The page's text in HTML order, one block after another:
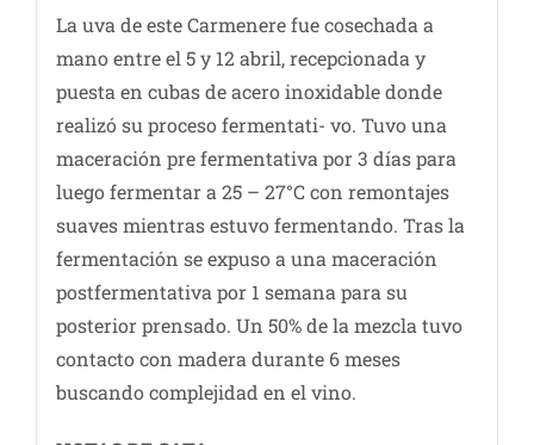
La uva de este Carmenere fue cosechada a
mano entre el 5 y 12 abril, recepcionada y
puesta en cubas de acero inoxidable donde
realizó su proceso fermentati- vo. Tuvo una
maceración pre fermentativa por 3 días para
luego fermentar a 25 – 27°C con remontajes
suaves mientras estuvo fermentando. Tras la
fermentación se expuso a una maceración
postfermentativa por 1 semana para su
posterior prensado. Un 50% de la mezcla tuvo
contacto con madera durante 6 meses
buscando complejidad en el vino.